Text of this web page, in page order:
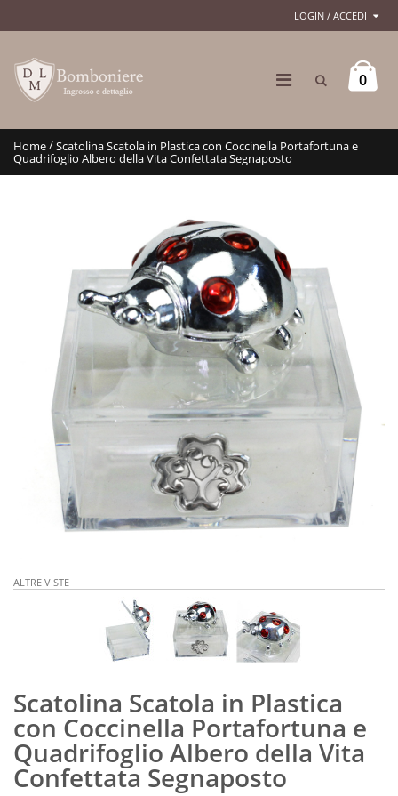
LOGIN / ACCEDI
0
Home/Scatolina Scatola in Plastica con Coccinella Portafortuna e
Quadrifoglio Albero della Vita Confettata Segnaposto
ALTRE VISTE
Scatolina Scatola in Plastica
con Coccinella Portafortuna e
Quadrifoglio Albero della Vita
Confettata Segnaposto